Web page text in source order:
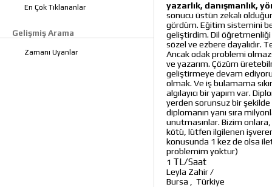
En Çok Tıklananlar
Gelişmiş Arama
Zamanı Uyanlar
yazarlık, danışmanlık,
sonucu üstün zekalı
gördüm. Eğitim sistemini
geliştirdim. Dil öğretmenliği
sözel ve ezbere dayalıdır.
Ancak odak problemi
ve yazarım. Çözüm
geliştirmeye devam
olmak. Ve iş bulamama
algılayıcı bir yapım var.
yerden sorunsuz bir şekilde
diplomanın yanı sıra
unutmasınlar. Bizim
kötü, lütfen ilgilenen
konusunda 1 kez de olsa
problemim yoktur)
1 TL/Saat
Leyla Zahir/
Bursa
Türkiye